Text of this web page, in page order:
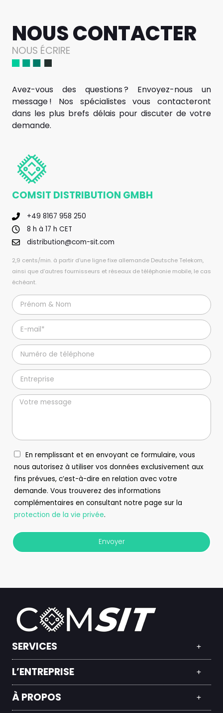
NOUS CONTACTER
NOUS ÉCRIRE
Avez-vous des questions ? Envoyez-nous un
message ! Nos spécialistes vous contacteront
dans les plus brefs délais pour discuter de votre
demande.
COMSIT DISTRIBUTION GMBH
+49 8167 958 250
8 h à 17 h CET
distribution@com-sit.com
2,9 cents/min. à partir d’une ligne fixe allemande Deutsche Telekom,
ainsi que d’autres fournisseurs et réseaux de téléphonie mobile, le cas
échéant.
En remplissant et en envoyant ce formulaire, vous
nous autorisez à utiliser vos données exclusivement aux
fins prévues, c’est-à-dire en relation avec votre
demande. Vous trouverez des informations
complémentaires en consultant notre page sur la
protection de la vie privée.
Envoyer
SERVICES
L’ENTREPRISE
À PROPOS